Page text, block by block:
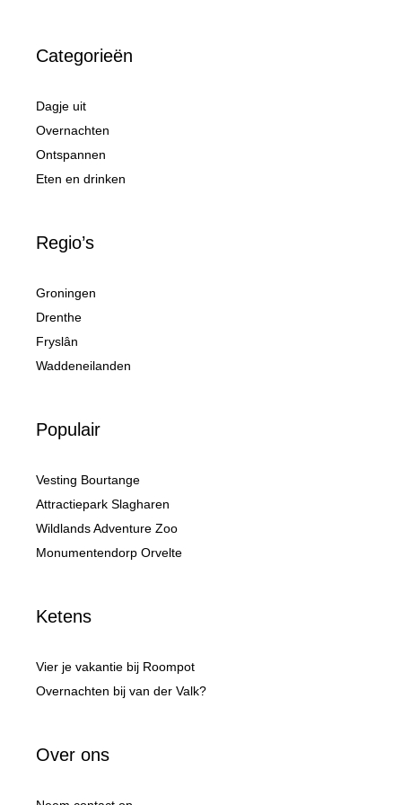
Categorieën
Dagje uit
Overnachten
Ontspannen
Eten en drinken
Regio’s
Groningen
Drenthe
Fryslân
Waddeneilanden
Populair
Vesting Bourtange
Attractiepark Slagharen
Wildlands Adventure Zoo
Monumentendorp Orvelte
Ketens
Vier je vakantie bij Roompot
Overnachten bij van der Valk?
Over ons